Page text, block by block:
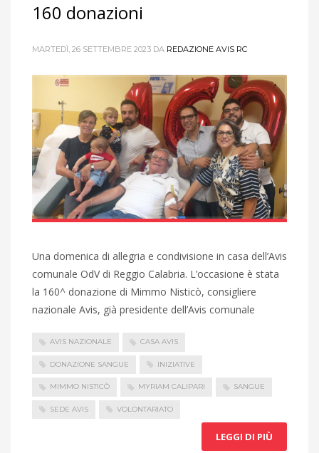
160 donazioni
MARTEDÌ, 26 SETTEMBRE 2023 DA REDAZIONE AVIS RC
Una domenica di allegria e condivisione in casa dell’Avis
comunale OdV di Reggio Calabria. L’occasione è stata
la 160^ donazione di Mimmo Nisticò, consigliere
nazionale Avis, già presidente dell’Avis comunale
AVIS NAZIONALE CASA AVIS
DONAZIONE SANGUE INIZIATIVE
MIMMO NISTICÒ MYRIAM CALIPARI SANGUE
SEDE AVIS VOLONTARIATO
LEGGI DI PIÙ